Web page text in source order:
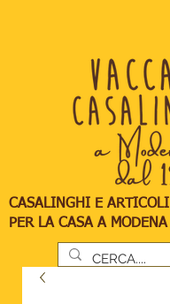
CASALINGHI E ARTICOLI
PER LA CASA A MODENA